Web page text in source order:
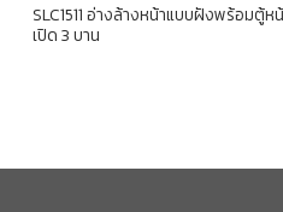
SLC1511 อ่างล้างหน้าแบบฝังพร้อมตู้ห
เปิด 3 บาน